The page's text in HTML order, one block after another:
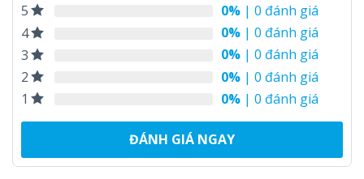
5 0% | 0 đánh giá
4
0% | 0 đánh giá
3
0% | 0 đánh giá
2
0% | 0 đánh giá
1
0% | 0 đánh giá
ĐÁNH GIÁ NGAY